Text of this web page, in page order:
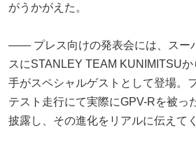
がうかがえた。
―― プレス向けの発表会には、スー
スにSTANLEY TEAM KUNIMITSU
手がスペシャルゲストとして登場。
テスト走行にて実際にGPV-Rを被っ
披露し、その進化をリアルに伝えて